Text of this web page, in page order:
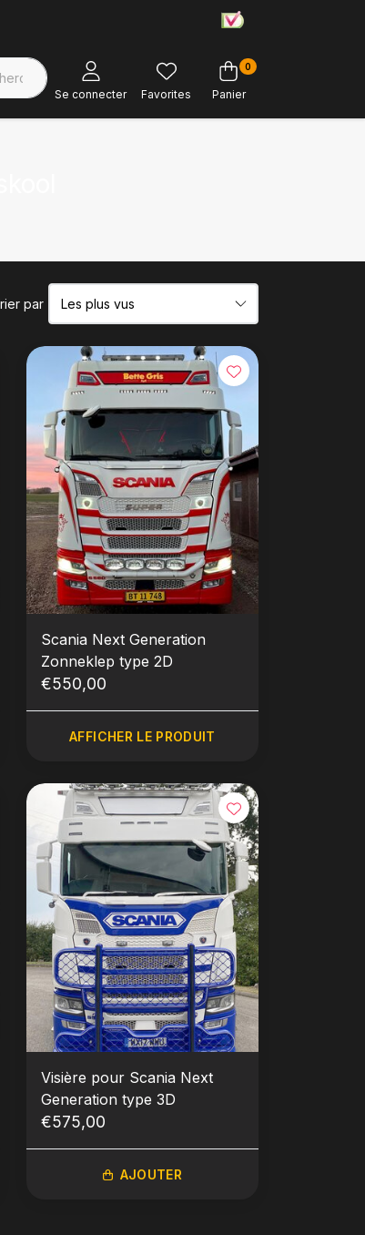
d'usine Soutien à la clientèle
Se connecter Favorites
0
Panier
par
Scania Next Generation
Zonneklep type 2D
€550,00
AFFICHER LE PRODUIT
Visière pour Scania Next
Generation type 3D
€575,00
AJOUTER